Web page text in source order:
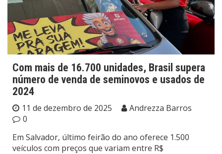
Com mais de 16.700 unidades, Brasil supera
número de venda de seminovos e usados de
2024
11 de dezembro de 2025
Andrezza Barros
0
Em Salvador, último feirão do ano oferece 1.500
veículos com preços que variam entre R$